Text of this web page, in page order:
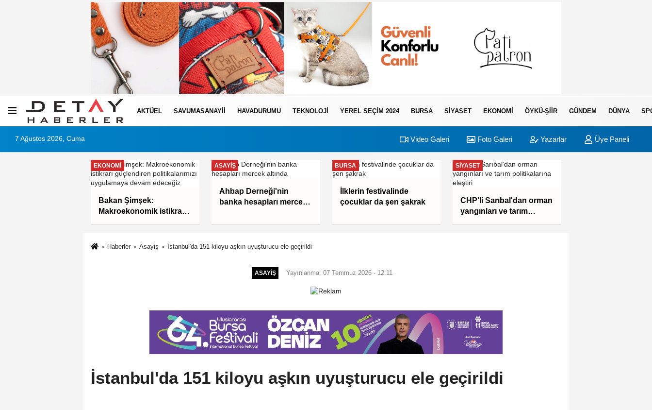
AKTÜEL SAVUMASANAYII HAVADURUMU TEKNOLOJI YEREL SEÇİM 2024 BURSA SIYASET EKONOMI ÖYKÜ-ŞIIR GÜNDEM DÜNYA
7 Ağustos 2026, Cuma Video Galeri Foto Galeri Yazarlar Üye Paneli
EKONOMI
Bakan Şimşek:
Makroekonomik istikrarı
uygulamaya devam
ASAYIŞ
Ahbap Derneği'nin
banka hesapları mercek
BURSA
İlklerin festivalinde
çocuklar da şen şakrak
SIYASET
CHP'li Sarıbal'dan orman
yangınları ve tarım
Haberler Asayiş İstanbul'da 151 kiloyu aşkın uyuşturucu ele geçirildi
ASAYIŞ Yayınlanma: 07 Temmuz 2026 - 12:11
İstanbul'da 151 kiloyu aşkın uyuşturucu ele geçirildi